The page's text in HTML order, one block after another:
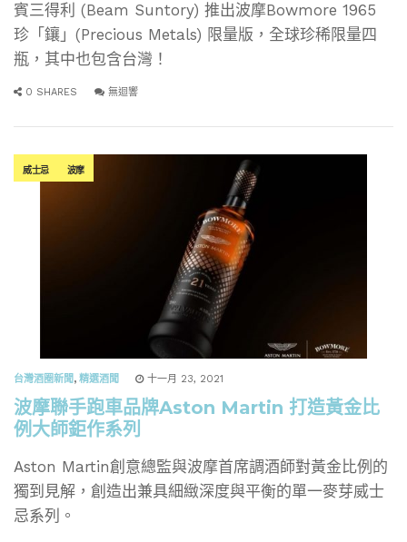
賓三得利 (Beam Suntory) 推出波摩Bowmore 1965
珍「鑲」(Precious Metals) 限量版，全球珍稀限量四
瓶，其中也包含台灣！
0 SHARES 無迴響
威士忌 波摩
台灣酒圈新聞, 精選酒聞 十一月 23, 2021
波摩聯手跑車品牌Aston Martin 打造黃金比
例大師鉅作系列
Aston Martin創意總監與波摩首席調酒師對黃金比例的
獨到見解，創造出兼具細緻深度與平衡的單一麥芽威士
忌系列。